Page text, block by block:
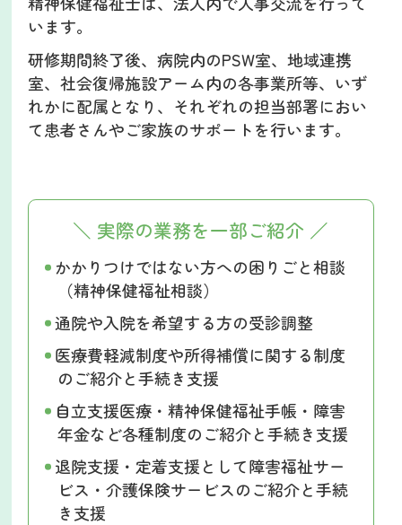
います。
研修期間終了後、病院内のPSW室、地域連携
室、社会復帰施設アーム内の各事業所等、いず
れかに配属となり、それぞれの担当部署におい
て患者さんやご家族のサポートを行います。
＼ 実際の業務を一部ご紹介 ／
かかりつけではない方への困りごと相談
（精神保健福祉相談）
通院や入院を希望する方の受診調整
医療費軽減制度や所得補償に関する制度
のご紹介と手続き支援
自立支援医療・精神保健福祉手帳・障害
年金など各種制度のご紹介と手続き支援
退院支援・定着支援として障害福祉サー
ビス・介護保険サービスのご紹介と手続
き支援